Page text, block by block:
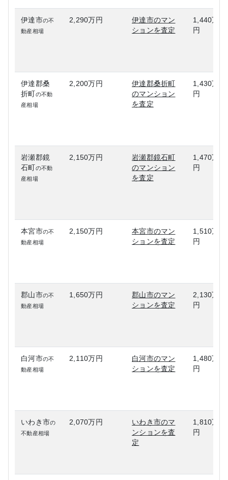
伊達市の不
動産相場
2,290万円
伊達市のマン
ションを査定
1,440万
円
伊達郡桑
折町の不動
産相場
2,200万円
伊達郡桑折町
のマンション
を査定
1,430万
円
岩瀬郡鏡
石町の不動
産相場
2,150万円
岩瀬郡鏡石町
のマンション
を査定
1,470万
円
本宮市の不
動産相場
2,150万円
本宮市のマン
ションを査定
1,510万
円
郡山市の不
動産相場
1,650万円
郡山市のマン
ションを査定
2,130万
円
白河市の不
動産相場
2,110万円
白河市のマン
ションを査定
1,480万
円
いわき市の
不動産相場
2,070万円
いわき市のマ
ンションを査
定
1,810万
円